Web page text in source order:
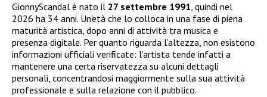
GionnyScandal è nato il 27 settembre 1991, quindi nel
2026 ha 34 anni. Un’età che lo colloca in una fase di piena
maturità artistica, dopo anni di attività tra musica e
presenza digitale. Per quanto riguarda l’altezza, non esistono
informazioni ufficiali verificate: l’artista tende infatti a
mantenere una certa riservatezza su alcuni dettagli
personali, concentrandosi maggiormente sulla sua attività
professionale e sulla relazione con il pubblico.